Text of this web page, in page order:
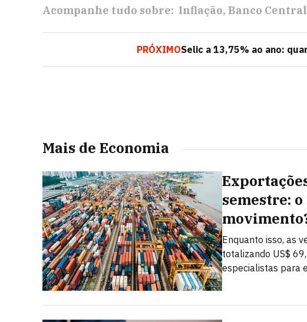
Acompanhe tudo sobre: Inflação Banco Central
PRÓXIMOSelic a 13,75% ao ano:
Mais de Economia
semestre:
Enquanto isso, as
totalizando US$
especialistas para